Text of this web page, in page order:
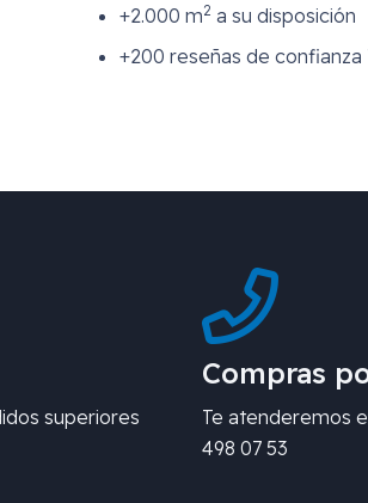
+2.000 m2 a su disposición
+200 reseñas de confianza
superiores
Compras
Te atenderemos
498 07 53